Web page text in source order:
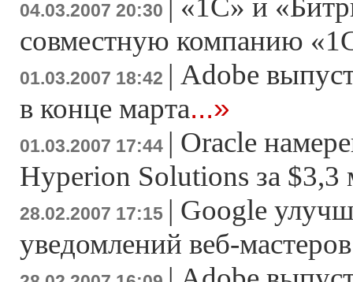
04.03.2007 20:30 | «1С» и
совместную компанию
01.03.2007 18:42 | Adobe
в конце марта...»
01.03.2007 17:44 | Oracle
Hyperion Solutions за
28.02.2007 17:15 | Google
уведомлений веб-мастеров